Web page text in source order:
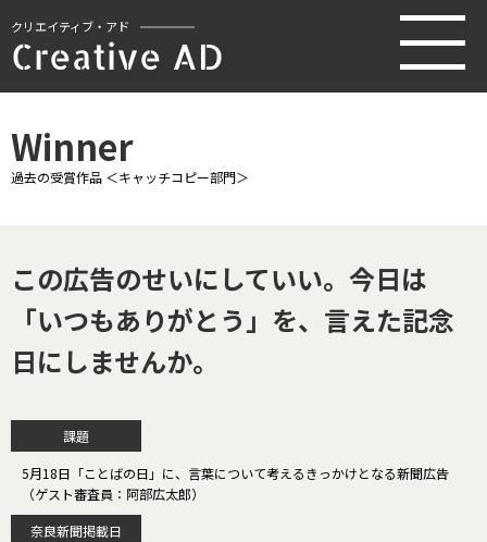
クリエイティブ・アド
Creative AD
Winner
過去の受賞作品 ＜キャッチコピー部門＞
この広告のせいにしていい。今日は
「いつもありがとう」を、言えた記念
日にしませんか。
課題
5月18日「ことばの日」に、言葉について考えるきっかけとなる新聞広告
（ゲスト審査員：阿部広太郎）
奈良新聞掲載日